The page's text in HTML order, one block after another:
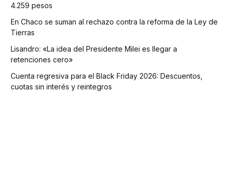
4.259 pesos
En Chaco se suman al rechazo contra la reforma de la Ley de
Tierras
Lisandro: «La idea del Presidente Milei es llegar a
retenciones cero»
Cuenta regresiva para el Black Friday 2026: Descuentos,
cuotas sin interés y reintegros